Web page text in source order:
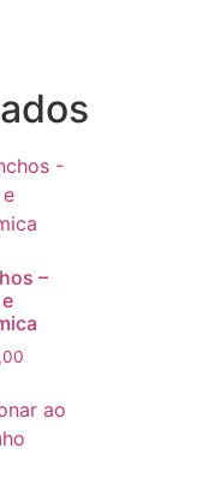
–
ao